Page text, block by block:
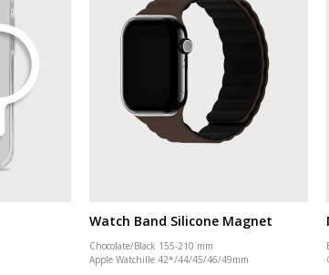
Watch Band Silicone Magnet
Chocolate/Black 155-210 mm
Apple Watchille 42*/44/45/46/49mm